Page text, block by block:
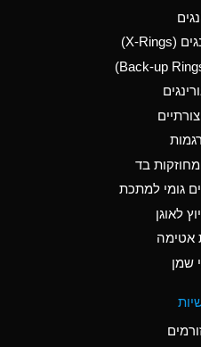
A
A
בד
גומי למתכת
לאוגן
אטימה
שמן